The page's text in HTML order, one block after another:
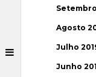
Agosto
Julho
Junho